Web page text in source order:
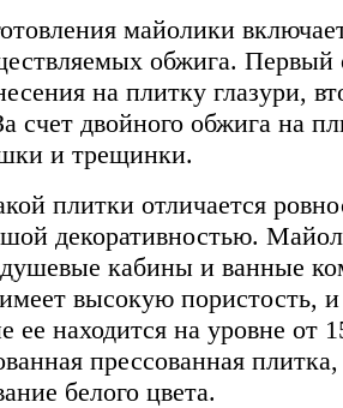
майолики
обжига. Первый
на плитку глазури,
счет двойного обжига на
и трещинки.
плитки отличается
декоративностью.
кабины и ванные
высокую пористость, и
ее находится на уровне от
прессованная
белого цвета.